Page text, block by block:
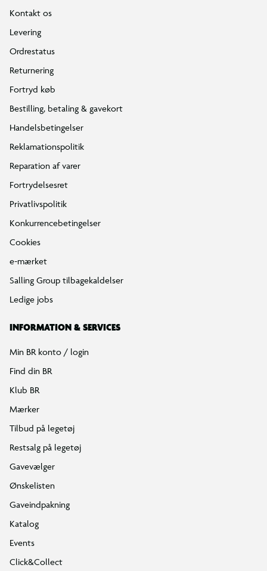
Kontakt os
Levering
Ordrestatus
Returnering
Fortryd køb
Bestilling, betaling & gavekort
Handelsbetingelser
Reklamationspolitik
Reparation af varer
Fortrydelsesret
Privatlivspolitik
Konkurrencebetingelser
Cookies
e-mærket
Salling Group tilbagekaldelser
Ledige jobs
INFORMATION & SERVICES
Min BR konto / login
Find din BR
Klub BR
Mærker
Tilbud på legetøj
Restsalg på legetøj
Gavevælger
Ønskelisten
Gaveindpakning
Katalog
Events
Click&Collect